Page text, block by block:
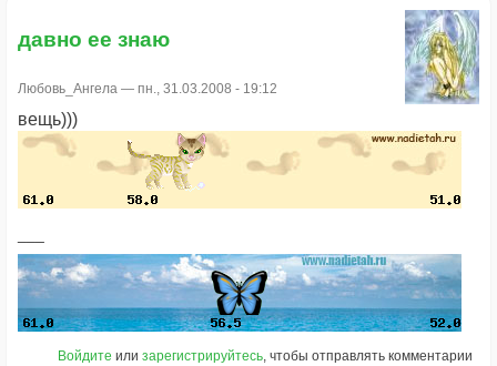
давно ее знаю
Любовь_Ангела — пн., 31.03.2008 - 19:12
вещь)))
Войдите или зарегистрируйтесь, чтобы отправлять комментарии